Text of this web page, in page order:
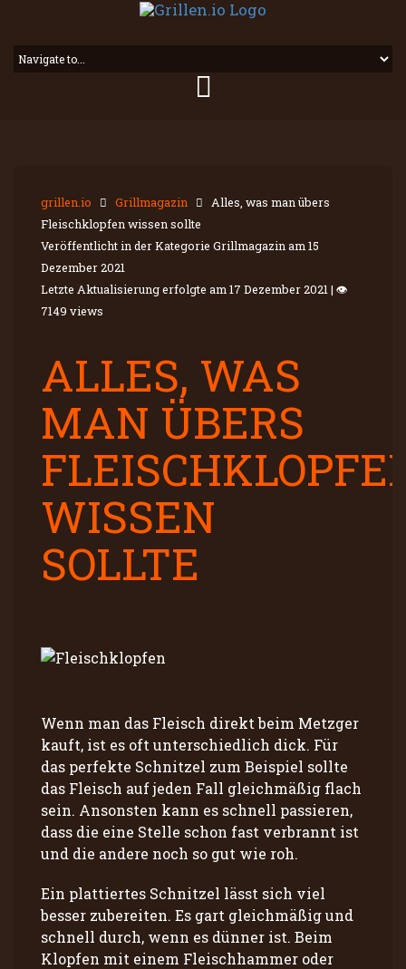
grillen.io Grillmagazin
Alles, was man übers
Fleischklopfen wissen sollte
Veröffentlicht in der Kategorie Grillmagazin am 15
Dezember 2021
Letzte Aktualisierung erfolgte am 17 Dezember 2021 | 👁
7149 views
ALLES, WAS
MAN ÜBERS
WISSEN
SOLLTE
Wenn man das Fleisch direkt beim Metzger
kauft, ist es oft unterschiedlich dick. Für
das perfekte Schnitzel zum Beispiel sollte
das Fleisch auf jeden Fall gleichmäßig flach
sein. Ansonsten kann es schnell passieren,
dass die eine Stelle schon fast verbrannt ist
und die andere noch so gut wie roh.
Ein plattiertes Schnitzel lässt sich viel
besser zubereiten. Es gart gleichmäßig und
schnell durch, wenn es dünner ist. Beim
Klopfen mit einem Fleischhammer oder